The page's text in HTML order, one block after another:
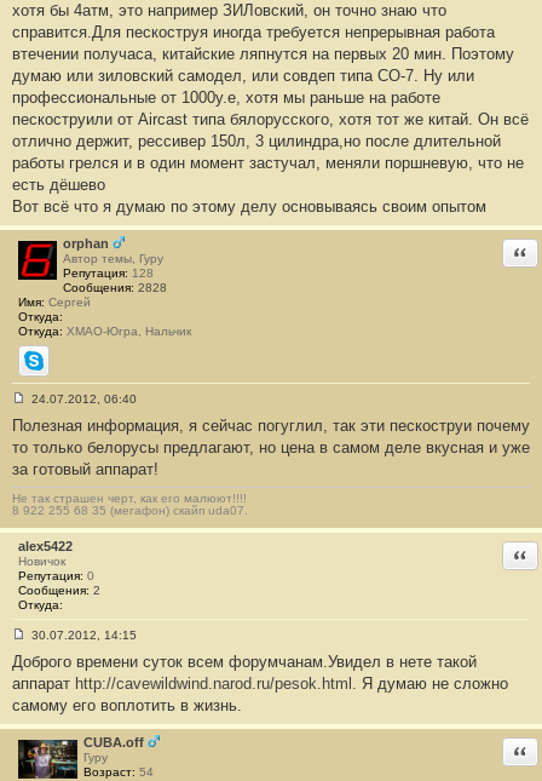
хотя бы 4атм, это например ЗИЛовский, он точно знаю что
справится.Для пескоструя иногда требуется непрерывная работа
втечении получаса, китайские ляпнутся на первых 20 мин. Поэтому
думаю или зиловский самодел, или совдеп типа СО-7. Ну или
профессиональные от 1000у.е, хотя мы раньше на работе
пескоструили от Aircast типа бялорусского, хотя тот же китай. Он всё
отлично держит, рессивер 150л, 3 цилиндра,но после длительной
работы грелся и в один момент застучал, меняли поршневую, что не
есть дёшево
Вот всё что я думаю по этому делу основываясь своим опытом
orphan
Автор темы, Гуру
Репутация: 128
Сообщения: 2828
Имя: Сергей
Откуда:
Откуда: ХМАО-Югра, Нальчик
Skype
о
б
щ
н
и
е
#
7
24.07.2012, 06:40
Полезная информация, я сейчас погуглил, так эти пескоструи почему
то только белорусы предлагают, но цена в самом деле вкусная и уже
за готовый аппарат!
Не так страшен черт, как его малюют!!!!
8 922 255 68 35 (мегафон) скайп uda07.
alex5422
Новичок
Репутация: 0
Сообщения: 2
Откуда:
о
б
щ
и
е
#
30.07.2012, 14:15
Доброго времени суток всем форумчанам.Увидел в нете такой
аппарат http://cavewildwind.narod.ru/pesok.html. Я думаю не сложно
самому его воплотить в жизнь.
CUBA.off
Гуру
Возраст: 54